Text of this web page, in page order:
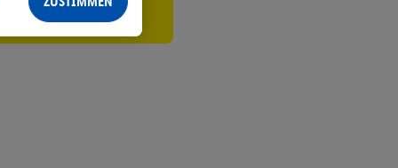
- sowie Ihre
Speichern von